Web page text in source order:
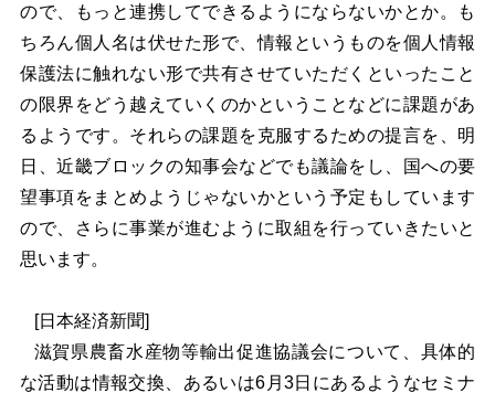
ので、もっと連携してできるようにならないかとか。も
ちろん個人名は伏せた形で、情報というものを個人情報
保護法に触れない形で共有させていただくといったこと
の限界をどう越えていくのかということなどに課題があ
るようです。それらの課題を克服するための提言を、明
日、近畿ブロックの知事会などでも議論をし、国への要
望事項をまとめようじゃないかという予定もしています
ので、さらに事業が進むように取組を行っていきたいと
思います。
[日本経済新聞]
滋賀県農畜水産物等輸出促進協議会について、具体的
な活動は情報交換、あるいは6月3日にあるようなセミナ